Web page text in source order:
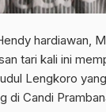
hardiawan,
tari kali ini
Lengkoro
di Candi